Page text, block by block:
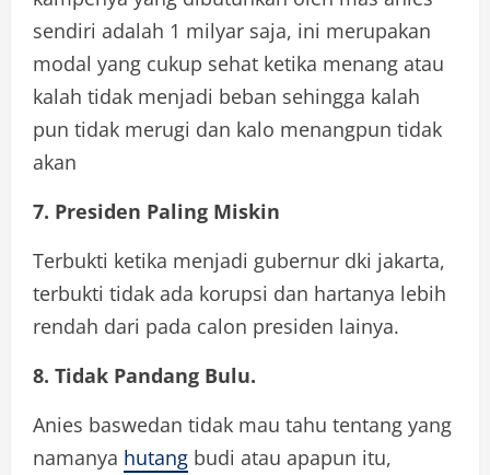
sendiri adalah 1 milyar saja, ini merupakan
modal yang cukup sehat ketika menang atau
kalah tidak menjadi beban sehingga kalah
pun tidak merugi dan kalo menangpun tidak
akan
7. Presiden Paling Miskin
Terbukti ketika menjadi gubernur dki jakarta,
terbukti tidak ada korupsi dan hartanya lebih
rendah dari pada calon presiden lainya.
8. Tidak Pandang Bulu.
Anies baswedan tidak mau tahu tentang yang
namanya hutang budi atau apapun itu,